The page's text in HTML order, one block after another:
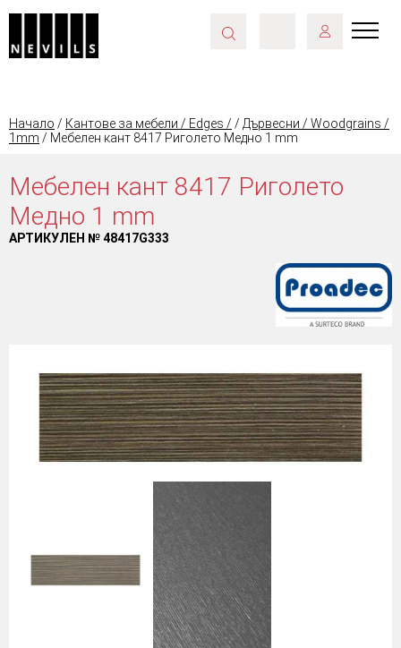
Начало / Кантове за мебели / Edges / / Дървесни / Woodgrains /
1mm / Мебелен кант 8417 Риголето Медно 1 mm
Мебелен кант 8417 Риголето
Медно 1 mm
АРТИКУЛЕН №48417G333